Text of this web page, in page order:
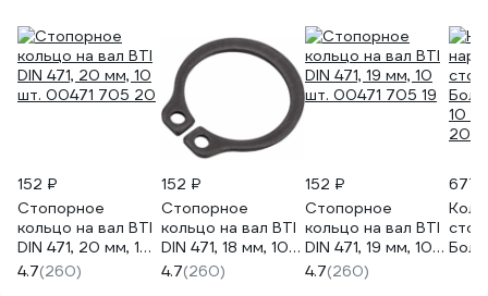
152 ₽
Стопорное
кольцо на вал BTI
DIN 471, 20 мм, 10
шт. 00471 705 20
4.7(260)
152 ₽
Стопорное
кольцо на вал BTI
DIN 471, 18 мм, 10
шт. 00471 705 18
4.7(260)
152 ₽
Стопорное
кольцо на вал BTI
DIN 471, 19 мм, 10
шт. 00471 705 19
4.7(260)
677